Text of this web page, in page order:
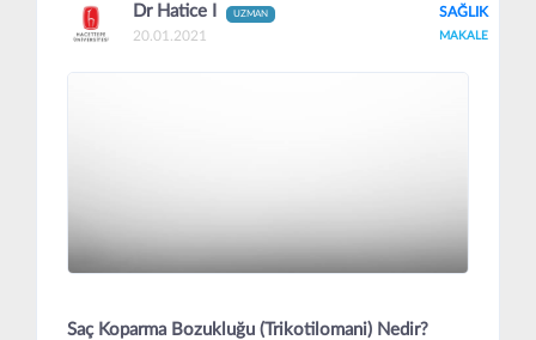
Dr Hatice I UZMAN
20.01.2021
SAĞLIK
MAKALE
Saç Koparma Bozukluğu (Trikotilomani) Nedir?